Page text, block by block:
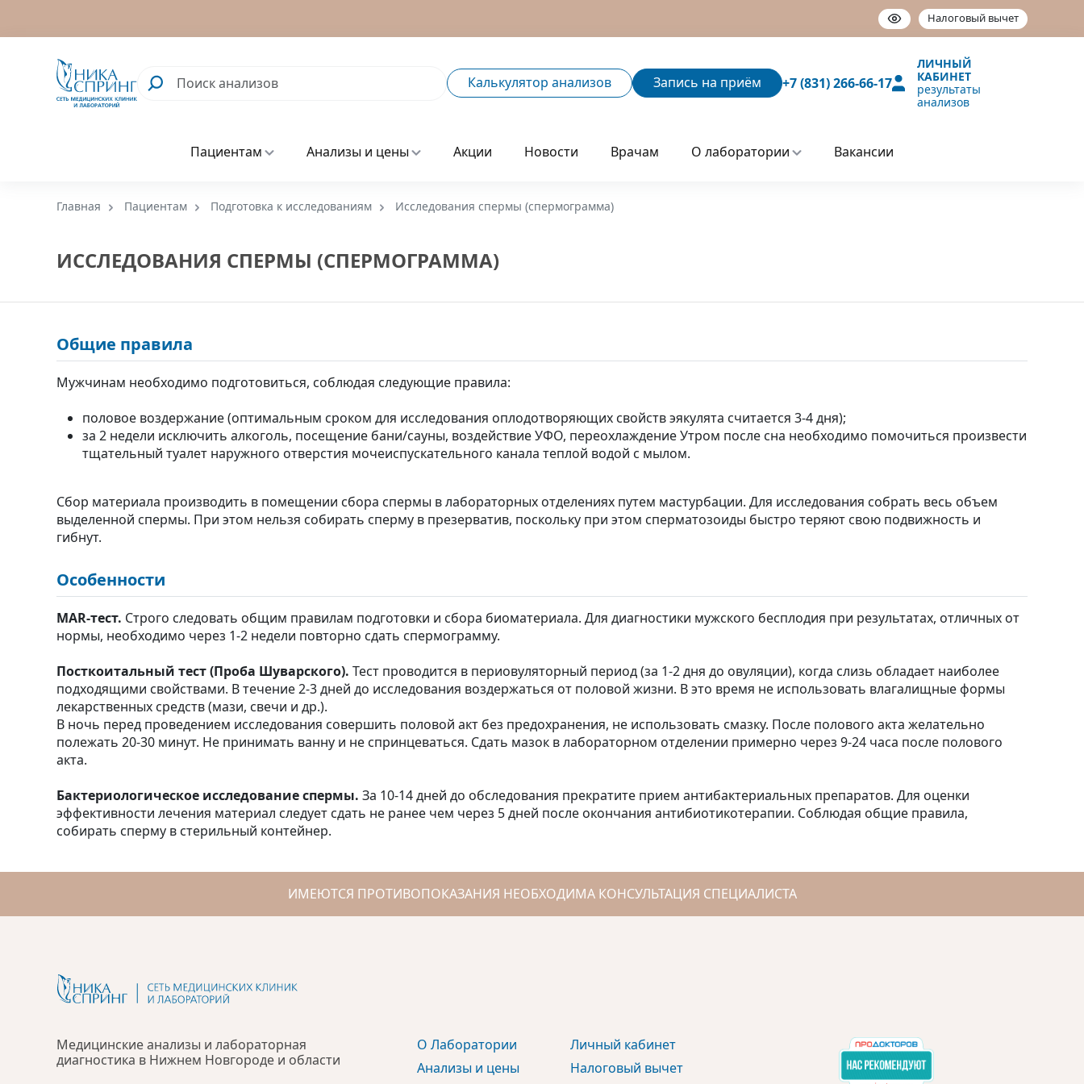
Налоговый вычет
Калькулятор анализов Запись на приём +7 (831) 266-66-17
ЛИЧНЫЙ
КАБИНЕТ
результаты
анализов
Пациентам Анализы и цены Акции Новости Врачам О лаборатории Вакансии
Главная Пациентам Подготовка к исследованиям Исследования спермы (спермограмма)
ИССЛЕДОВАНИЯ СПЕРМЫ (СПЕРМОГРАММА)
Общие правила
Мужчинам необходимо подготовиться, соблюдая следующие правила:
половое воздержание (оптимальным сроком для исследования оплодотворяющих свойств эякулята считается 3-4 дня);
за 2 недели исключить алкоголь, посещение бани/сауны, воздействие УФО, переохлаждение Утром после сна необходимо помочиться произвести
тщательный туалет наружного отверстия мочеиспускательного канала теплой водой с мылом.
Сбор материала производить в помещении сбора спермы в лабораторных отделениях путем мастурбации. Для исследования собрать весь объем
выделенной спермы. При этом нельзя собирать сперму в презерватив, поскольку при этом сперматозоиды быстро теряют свою подвижность и
гибнут.
Особенности
MAR-тест. Строго следовать общим правилам подготовки и сбора биоматериала. Для диагностики мужского бесплодия при результатах, отличных от
нормы, необходимо через 1-2 недели повторно сдать спермограмму.
Посткоитальный тест (Проба Шуварского). Тест проводится в периовуляторный период (за 1-2 дня до овуляции), когда слизь обладает наиболее
подходящими свойствами. В течение 2-3 дней до исследования воздержаться от половой жизни. В это время не использовать влагалищные формы
лекарственных средств (мази, свечи и др.).
В ночь перед проведением исследования совершить половой акт без предохранения, не использовать смазку. После полового акта желательно
полежать 20-30 минут. Не принимать ванну и не спринцеваться. Сдать мазок в лабораторном отделении примерно через 9-24 часа после полового
акта.
Бактериологическое исследование спермы. За 10-14 дней до обследования прекратите прием антибактериальных препаратов. Для оценки
эффективности лечения материал следует сдать не ранее чем через 5 дней после окончания антибиотикотерапии. Соблюдая общие правила,
собирать сперму в стерильный контейнер.
ИМЕЮТСЯ ПРОТИВОПОКАЗАНИЯ НЕОБХОДИМА КОНСУЛЬТАЦИЯ СПЕЦИАЛИСТА
Медицинские анализы и лабораторная
диагностика в Нижнем Новгороде и области
О Лаборатории
Анализы и цены
Личный кабинет
Налоговый вычет